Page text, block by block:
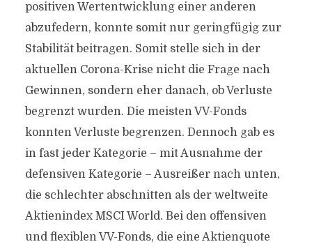
positiven Wertentwicklung einer anderen
abzufedern, konnte somit nur geringfügig zur
Stabilität beitragen. Somit stelle sich in der
aktuellen Corona-Krise nicht die Frage nach
Gewinnen, sondern eher danach, ob Verluste
begrenzt wurden. Die meisten VV-Fonds
konnten Verluste begrenzen. Dennoch gab es
in fast jeder Kategorie – mit Ausnahme der
defensiven Kategorie – Ausreißer nach unten,
die schlechter abschnitten als der weltweite
Aktienindex MSCI World. Bei den offensiven
und flexiblen VV-Fonds, die eine Aktienquote